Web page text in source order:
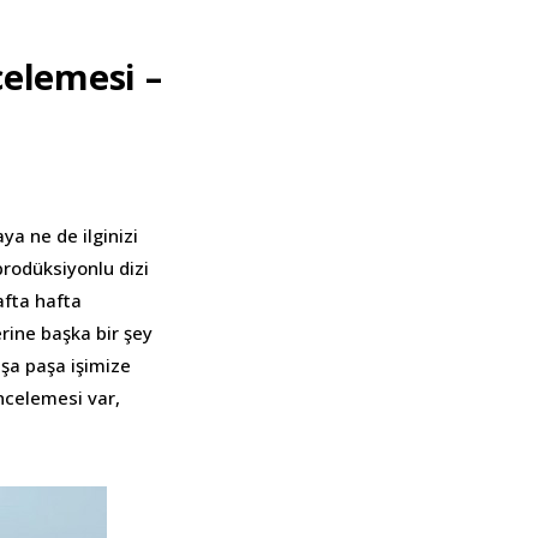
–
ne de ilginizi
dizi
hafta
başka bir şey
paşa işimize
var,